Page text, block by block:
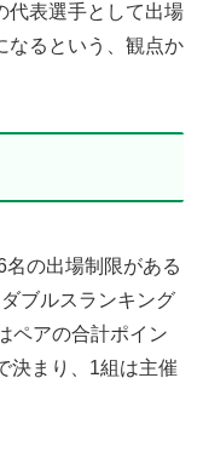
代表選手として出場
なるという、観点か
の出場制限がある
ブルスランキング
ペアの合計ポイン
決まり、1組は主催